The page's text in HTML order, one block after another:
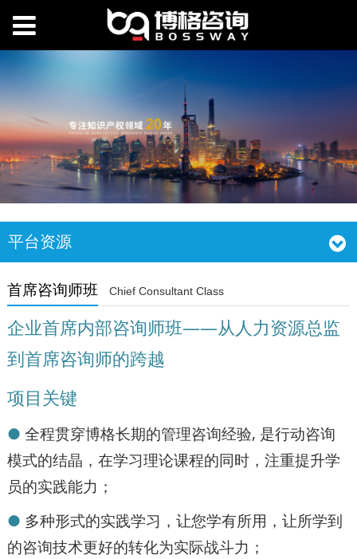
平台资源
首席咨询师班 Chief Consultant Class
企业首席内部咨询师班——从人力资源总监
到首席咨询师的跨越
项目关键
● 全程贯穿博格长期的管理咨询经验, 是行动咨询
模式的结晶，在学习理论课程的同时，注重提升学
员的实践能力；
● 多种形式的实践学习，让您学有所用，让所学到
的咨询技术更好的转化为实际战斗力；